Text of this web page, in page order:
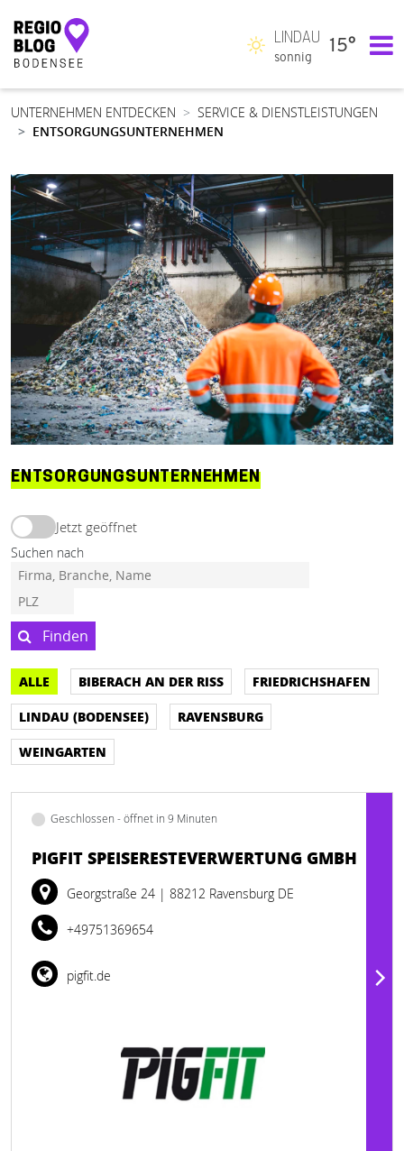
Hauptnavigation
LINDAU
sonnig
15°
UNTERNEHMEN ENTDECKEN
SERVICE & DIENSTLEISTUNGEN
ENTSORGUNGSUNTERNEHMEN
ENTSORGUNGSUNTERNEHMEN
Jetzt geöffnet
Suchen nach
Finden
ALLE BIBERACH AN DER RISS
FRIEDRICHSHAFEN
LINDAU (BODENSEE)
RAVENSBURG
WEINGARTEN
Geschlossen - öffnet in 9 Minuten
PIGFIT SPEISERESTEVERWERTUNG GMBH
Georgstraße 24 | 88212 Ravensburg DE
+49751369654
pigfit.de